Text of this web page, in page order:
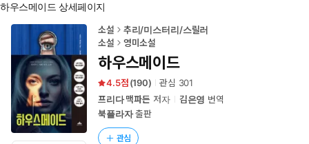
홈
로
하우스메이드 상세페이지
소설
추리/미스터리/스릴러
소설
영미소설
하우스메이드
4.5 (190) 관심 301
프리다 맥파든 저자 김은영 번역
북플라자출판
관심